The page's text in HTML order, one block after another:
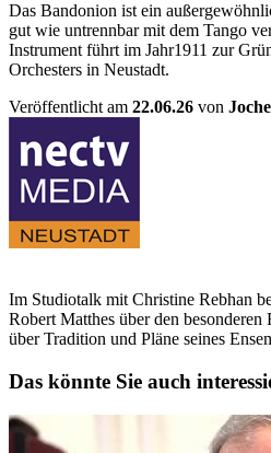
Das Bandonion ist ein
gut wie untrennbar mit dem Tango
Instrument führt im Jahr1911 zur
Orchesters in Neustadt.
Veröffentlicht am 22.06.26 von
Im Studiotalk mit Christine Rebhan
Robert Matthes über den besonderen
über Tradition und Pläne seines
Das könnte Sie auch